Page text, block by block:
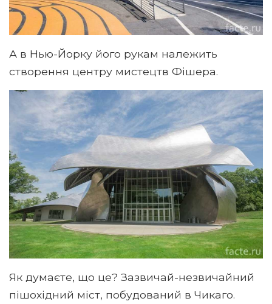
А в Нью-Йорку його рукам належить
створення центру мистецтв Фішера.
Як думаєте, що це? Зазвичай-незвичайний
пішохідний міст, побудований в Чикаго.